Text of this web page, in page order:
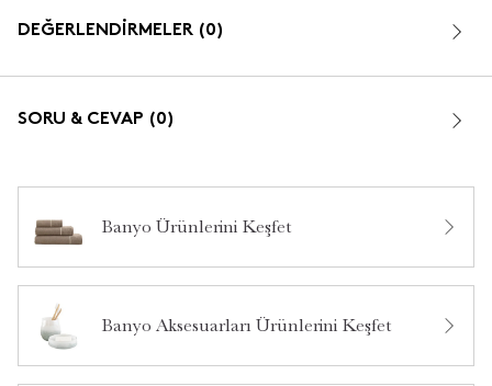
DEĞERLENDİRMELER (0)
SORU & CEVAP (0)
Bu ürün hakkında daha önce hiç soru sorulmamış.
Banyo Ürünlerini Keşfet
Banyo Aksesuarları Ürünlerini Keşfet